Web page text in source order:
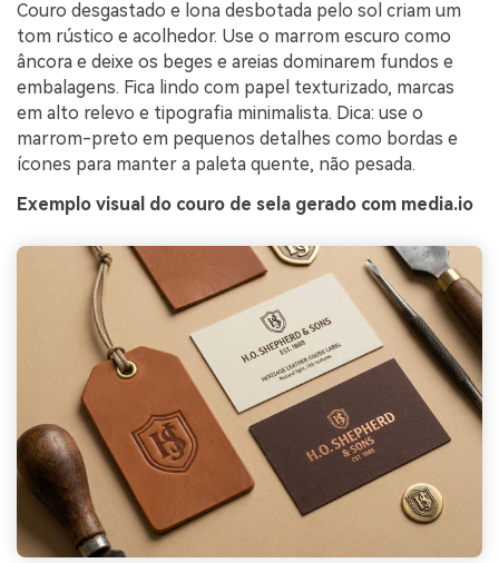
Couro desgastado e lona desbotada pelo sol criam um
tom rústico e acolhedor. Use o marrom escuro como
âncora e deixe os beges e areias dominarem fundos e
embalagens. Fica lindo com papel texturizado, marcas
em alto relevo e tipografia minimalista. Dica: use o
marrom-preto em pequenos detalhes como bordas e
ícones para manter a paleta quente, não pesada.
Exemplo visual do couro de sela gerado com media.io